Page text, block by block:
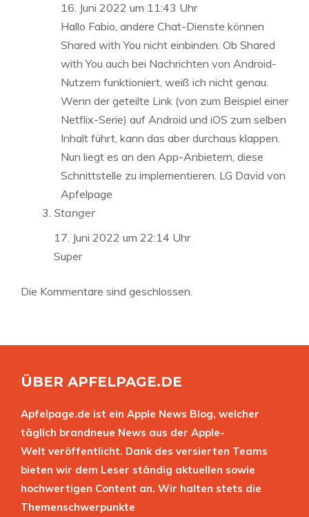
16. Juni 2022 um 11:43 Uhr
Hallo Fabio, andere Chat-Dienste können
Shared with You nicht einbinden. Ob Shared
with You auch bei Nachrichten von Android-
Nutzern funktioniert, weiß ich nicht genau.
Wenn der geteilte Link (von zum Beispiel einer
Netflix-Serie) auf Android und iOS zum selben
Inhalt führt, kann das aber durchaus klappen.
Nun liegt es an den App-Anbietern, diese
Schnittstelle zu implementieren. LG David von
Apfelpage
Stanger
17. Juni 2022 um 22:14 Uhr
Super
Die Kommentare sind geschlossen.
ÜBER APFELPAGE.DE
Apfelpage.de ist ein Apple News Blog, welcher
täglich brandneue News aus der Apple-
Welt veröffentlicht. Dank des versierten Teams
bieten wir dem Leser ständig aktuellen sowie
hochwertigen Content an. Wir halten stets die
Themenschwerpunkte